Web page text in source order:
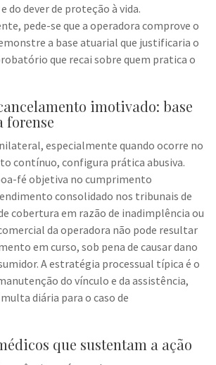
do dever de proteção à vida.
pede-se que a operadora comprove o
a base atuarial que justificaria o
que recai sobre quem pratica o
imotivado: base
forense
especialmente quando ocorre no
contínuo, configura prática abusiva.
fé objetiva no cumprimento
consolidado nos tribunais de
cobertura em razão de inadimplência ou
da operadora não pode resultar
em curso, sob pena de causar dano
A estratégia processual típica é o
do vínculo e da assistência,
diária para o caso de
que sustentam a ação